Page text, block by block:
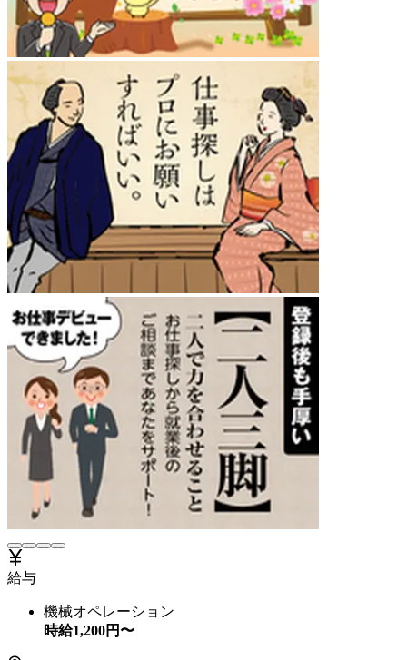
給与
機械オペレーション
時給1,200円〜